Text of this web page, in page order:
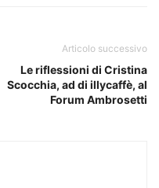
Articolo successivo
Le riflessioni di Cristina
Scocchia, ad di illycaffè, al
Forum Ambrosetti